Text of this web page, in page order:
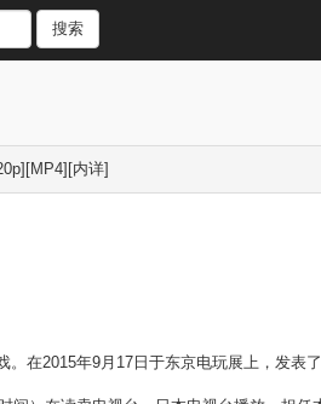
搜索
内详]
在2015年9月17日于东京电玩展上，发表